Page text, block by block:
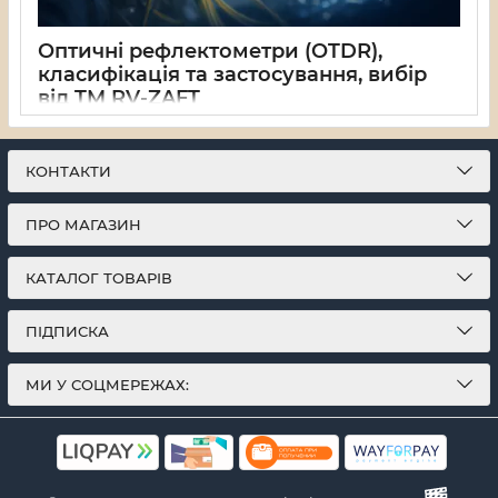
Оптичні рефлектометри (OTDR),
класифікація та застосування, вибір
від TM RV-ZAFT
04 04 2026 0
КОНТАКТИ
ПРО МАГАЗИН
КАТАЛОГ ТОВАРІВ
ПІДПИСКА
МИ У СОЦМЕРЕЖАХ: